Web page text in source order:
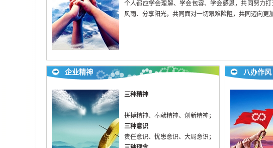
个人都应学会理解、学会包容、学会感恩，共同努力
风雨、分享阳光，共同面对一切艰难险阻，共同迈向更
企业精神
三种精神
拼搏精神、奉献精神、创新精神；
三种意识
责任意识、忧患意识、大局意识；
八办作风